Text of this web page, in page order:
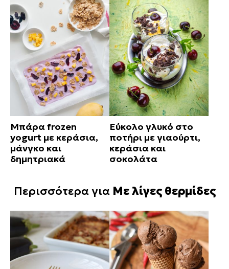
Μπάρα frozen
yogurt με κεράσια,
μάνγκο και
δημητριακά
Εύκολο γλυκό στο
ποτήρι με γιαούρτι,
κεράσια και
σοκολάτα
Περισσότερα για Με λίγες θερμίδες